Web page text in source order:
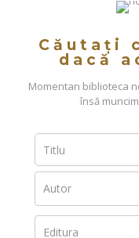
Căutați
dacă
Momentan biblioteca
însă